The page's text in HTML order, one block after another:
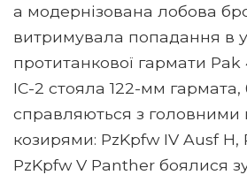
а модернізована лобова
витримувала попадання в
протитанкової гармати Pak
ІС-2 стояла 122-мм
справляються з головними
козирями: PzKpfw IV Ausf H,
PzKpfw V Panther боялися